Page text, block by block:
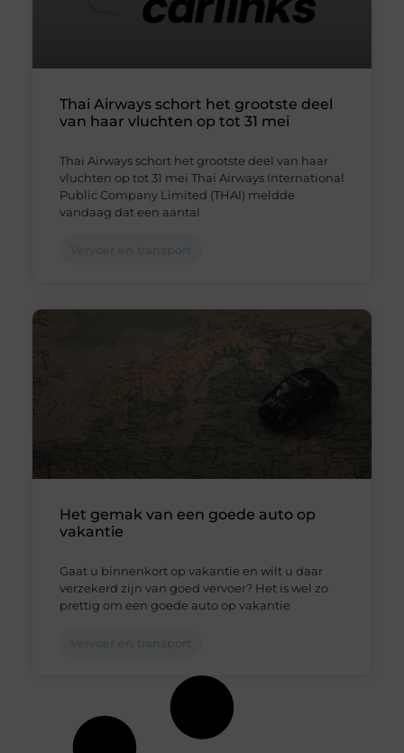
Thai Airways schort het grootste deel
van haar vluchten op tot 31 mei
Thai Airways schort het grootste deel van haar
vluchten op tot 31 mei Thai Airways International
Public Company Limited (THAI) meldde
vandaag dat een aantal
Vervoer en transport
Het gemak van een goede auto op
vakantie
Gaat u binnenkort op vakantie en wilt u daar
verzekerd zijn van goed vervoer? Het is wel zo
prettig om een goede auto op vakantie
Vervoer en transport